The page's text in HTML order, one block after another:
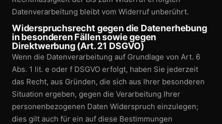
Datenverarbeitung bleibt vom Widerruf unberührt.
Widerspruchsrecht gegen die Datenerhebung
in besonderen Fällen sowie gegen
Direktwerbung (Art. 21 DSGVO)
Wenn die Datenverarbeitung auf Grundlage von Art. 6
Abs. 1 lit. e oder f DSGVO erfolgt, haben Sie jederzeit
das Recht, aus Gründen, die sich aus Ihrer besonderen
Situation ergeben, gegen die Verarbeitung Ihrer
personen­bezogenen Daten Widerspruch einzulegen;
dies gilt auch für ein auf diese Bestimmungen